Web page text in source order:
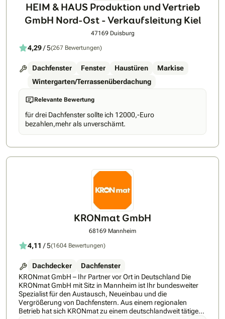
HEIM & HAUS Produktion und Vertrieb
GmbH Nord-Ost - Verkaufsleitung Kiel
47169 Duisburg
4,29/ 5(267 Bewertungen)
Dachfenster Fenster Haustüren
Markise
Wintergarten/Terrassenüberdachung
Relevante Bewertung
für drei Dachfenster sollte ich 12000,-Euro
bezahlen,mehr als unverschämt.
KRONmat GmbH
68169 Mannheim
4,11 / 5(1604 Bewertungen)
Dachdecker
Dachfenster
KRONmat GmbH – Ihr Partner vor Ort in Deutschland Die
KRONmat GmbH mit Sitz in Mannheim ist Ihr bundesweiter
Spezialist für den Austausch, Neueinbau und die
Vergrößerung von Dachfenstern. Aus einem regionalen
Betrieb hat sich KRONmat zu einem deutschlandweit tätigen